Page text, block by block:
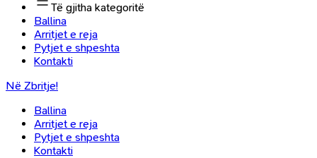
Të gjitha kategoritë
Ballina
Arritjet e reja
Pytjet e shpeshta
Kontakti
Në Zbritje!
Ballina
Arritjet e reja
Pytjet e shpeshta
Kontakti